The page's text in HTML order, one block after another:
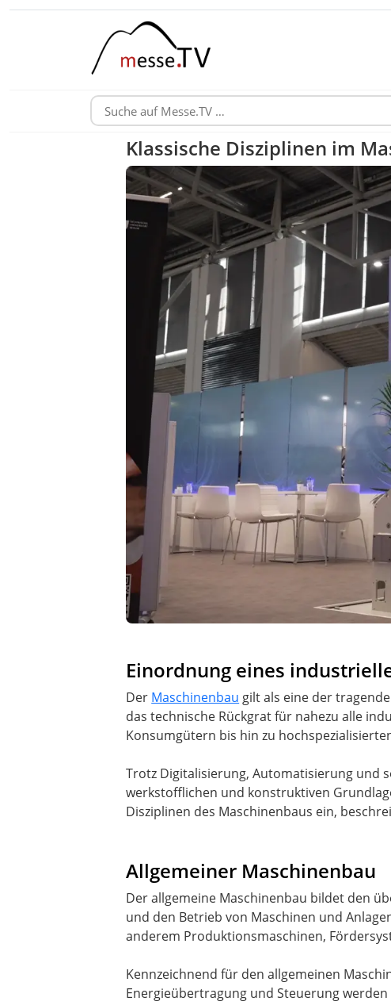
Klassische Disziplinen im
Einordnung eines
Der Maschinenbau gilt als eine der
das technische Rückgrat für nahezu alle
Konsumgütern bis hin zu
Trotz Digitalisierung, Automatisierung und
werkstofflichen und konstruktiven
Disziplinen des Maschinenbaus ein,
Allgemeiner Maschinenbau
Der allgemeine Maschinenbau bildet den
und den Betrieb von Maschinen und
anderem Produktionsmaschinen,
Kennzeichnend für den allgemeinen
Energieübertragung und Steuerung